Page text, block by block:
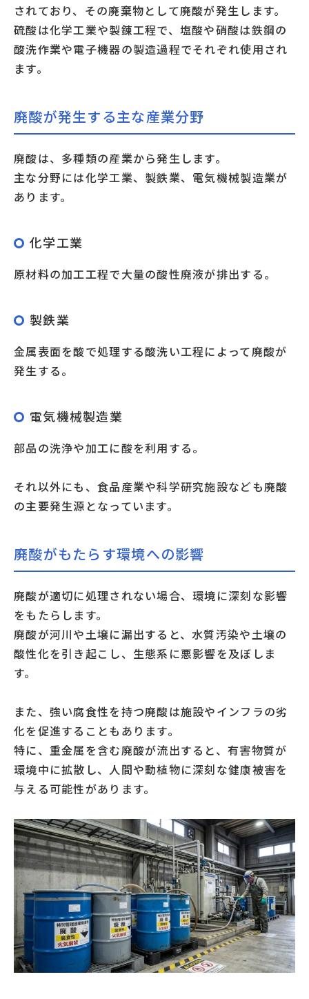
されており、その廃棄物として廃酸が発生します。
硫酸は化学工業や製錬工程で、塩酸や硝酸は鉄鋼の
酸洗作業や電子機器の製造過程でそれぞれ使用され
ます。
廃酸が発生する主な産業分野
廃酸は、多種類の産業から発生します。
主な分野には化学工業、製鉄業、電気機械製造業が
あります。
化学工業
原材料の加工工程で大量の酸性廃液が排出する。
製鉄業
金属表面を酸で処理する酸洗い工程によって廃酸が
発生する。
電気機械製造業
部品の洗浄や加工に酸を利用する。
それ以外にも、食品産業や科学研究施設なども廃酸
の主要発生源となっています。
廃酸がもたらす環境への影響
廃酸が適切に処理されない場合、環境に深刻な影響
をもたらします。
廃酸が河川や土壌に漏出すると、水質汚染や土壌の
酸性化を引き起こし、生態系に悪影響を及ぼしま
す。
また、強い腐食性を持つ廃酸は施設やインフラの劣
化を促進することもあります。
特に、重金属を含む廃酸が流出すると、有害物質が
環境中に拡散し、人間や動植物に深刻な健康被害を
与える可能性があります。